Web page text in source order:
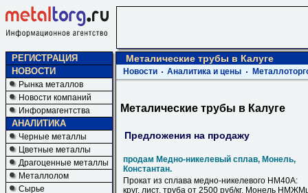
РЕГИСТРАЦИЯ
НОВОСТИ
Рынка металлов
Новости компаний
Информагентства
АНАЛИТИКА
Черные металлы
Цветные металлы
Драгоценные металлы
Металлолом
Сырье
Металические трубы в Калуге
Новости Аналитика и цены
Металические трубы в Калуге
Предложения на продажу
продам Медно-никелевый сплав, Монель,
Константан.
Прокат из сплава медно-никелевого НМ40А:
круг, лист, труба от 2500 руб/кг. Монель